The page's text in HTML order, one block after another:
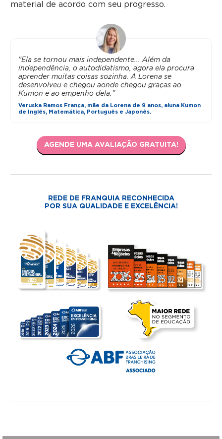
material de acordo com seu progresso.
"Ela se tornou mais independente... Além da
independência, o autodidatismo, agora ela procura
aprender muitas coisas sozinha. A Lorena se
desenvolveu e chegou aonde chegou graças ao
Kumon e ao empenho dela."
Veruska Ramos França, mãe da Lorena de 9 anos, aluna Kumon
de Inglês, Matemática, Português e Japonês.
AGENDE UMA AVALIAÇÃO GRATUITA!
REDE DE FRANQUIA RECONHECIDA
POR SUA QUALIDADE E EXCELÊNCIA!